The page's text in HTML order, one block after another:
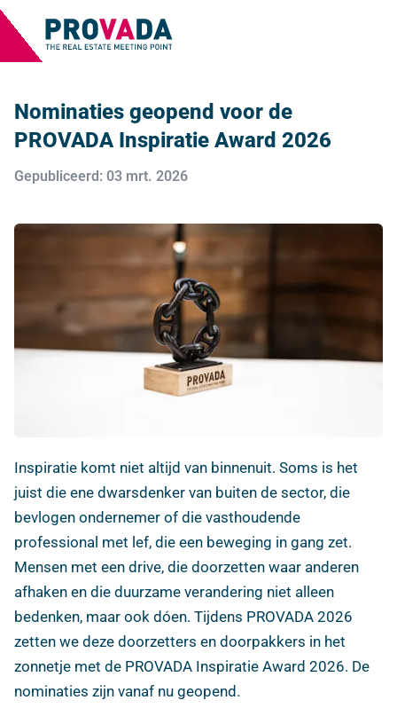
Nominaties geopend voor de
PROVADA Inspiratie Award 2026
Gepubliceerd: 03 mrt. 2026
Inspiratie komt niet altijd van binnenuit. Soms is het
juist die ene dwarsdenker van buiten de sector, die
bevlogen ondernemer of die vasthoudende
professional met lef, die een beweging in gang zet.
Mensen met een drive, die doorzetten waar anderen
afhaken en die duurzame verandering niet alleen
bedenken, maar ook dóen. Tijdens PROVADA 2026
zetten we deze doorzetters en doorpakkers in het
zonnetje met de PROVADA Inspiratie Award 2026. De
nominaties zijn vanaf nu geopend.